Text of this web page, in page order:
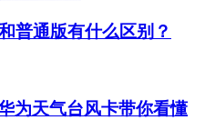
普通版有什么区别？
为天气台风卡带你看懂